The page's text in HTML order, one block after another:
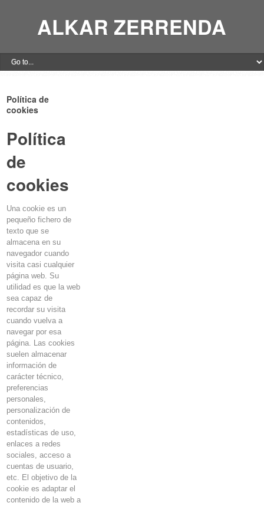
ALKAR ZERRENDA
Política de
cookies
Política
de
cookies
Unacookie es un
pequeño fichero de
texto que se
almacena en su
navegador cuando
visita casi cualquier
página web. Su
utilidad es que la web
sea capaz de
recordar su visita
cuando vuelva a
navegar por esa
página. Lascookies
suelen almacenar
información de
carácter técnico,
preferencias
personales,
personalización de
contenidos,
estadísticas de uso,
enlaces a redes
sociales, acceso a
cuentas de usuario,
etc. El objetivo de la
cookie es adaptar el
contenido de la web a